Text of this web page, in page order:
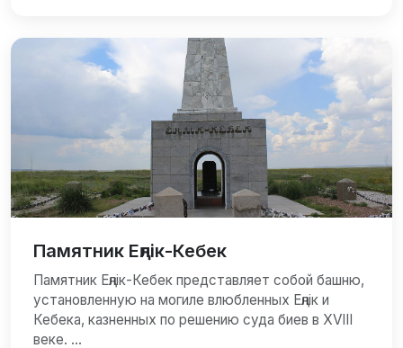
Памятник Еңлік-Кебек
Памятник Еңлік-Кебек представляет собой башню,
установленную на могиле влюбленных Еңлік и
Кебека, казненных по решению суда биев в XVIII
веке. …